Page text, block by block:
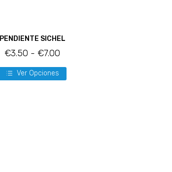
PENDIENTE SICHEL
€3.50 - €7.00
Ver Opciones